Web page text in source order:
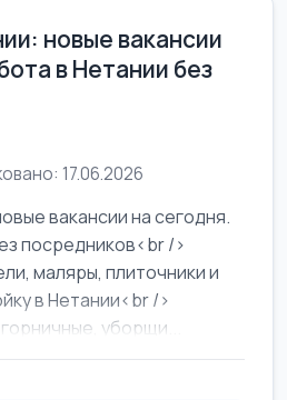
новые вакансии
в Нетании без
17.06.2026
вакансии на сегодня.
посредников<br />
маляры, плиточники и
в Нетании<br />
уборщи...